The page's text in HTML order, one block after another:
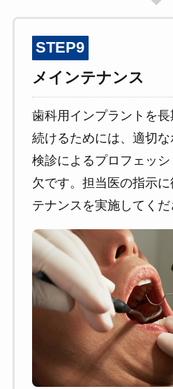
STEP9
メインテナンス
歯科用インプラントを
続けるためには、適切
検診によるプロフェッ
欠です。担当医の指示
テナンスを実施してくだ